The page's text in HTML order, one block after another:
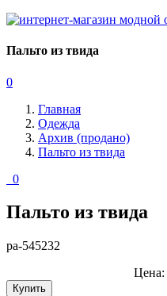
Пальто из твида
0
Главная
Одежда
Архив (продано)
Пальто из твида
0
Пальто из твида
pa-545232
Цена:
Купить